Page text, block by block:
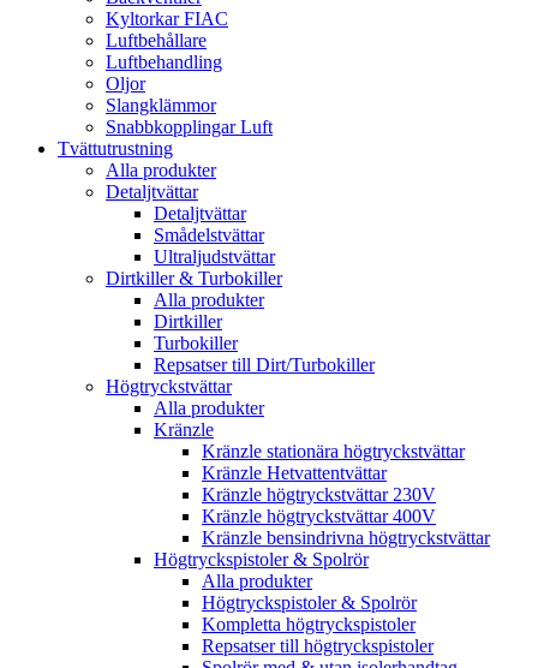
Kyltorkar FIAC
Luftbehållare
Luftbehandling
Oljor
Slangklämmor
Snabbkopplingar Luft
Tvättutrustning
Alla produkter
Detaljtvättar
Detaljtvättar
Smådelstvättar
Ultraljudstvättar
Dirtkiller & Turbokiller
Alla produkter
Dirtkiller
Turbokiller
Repsatser till Dirt/Turbokiller
Högtryckstvättar
Alla produkter
Kränzle
Kränzle stationära högtryckstvättar
Kränzle Hetvattentvättar
Kränzle högtryckstvättar 230V
Kränzle högtryckstvättar 400V
Kränzle bensindrivna högtryckstvättar
Högtryckspistoler & Spolrör
Alla produkter
Högtryckspistoler & Spolrör
Kompletta högtryckspistoler
Repsatser till högtryckspistoler